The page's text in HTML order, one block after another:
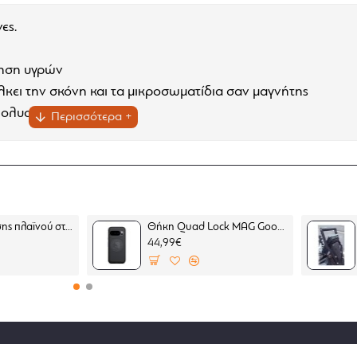
υγρών
την σκόνη και τα μικροσωματίδια σαν μαγνήτης
μέχρι τους 90 βαθμούς Κελσίου. Όσο περισσότερο
Μην χρησιμοποιείτε χλωρίνη ή μαλακτικό διότι
Επέκταση βάσης πλαϊνού σταντ SW-Motech Moto Guzzi Stelvio 23-
Θήκη Quad Lock MAG Google Pixel 10 Pro (μαγνητική)
44,99€